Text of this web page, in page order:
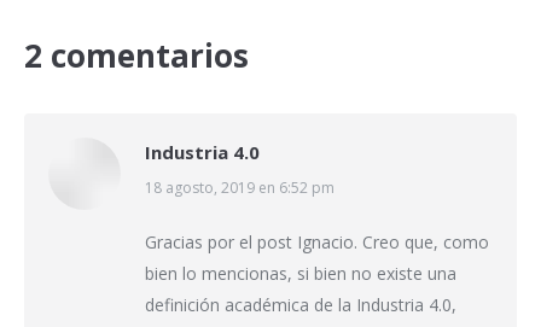
2 comentarios
Industria 4.0
dice:
18 agosto, 2019 en 6:52 pm
Gracias por el post Ignacio. Creo que, como
bien lo mencionas, si bien no existe una
definición académica de la Industria 4.0,